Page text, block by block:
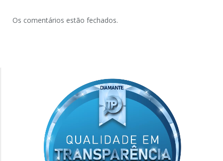
Os comentários estão fechados.